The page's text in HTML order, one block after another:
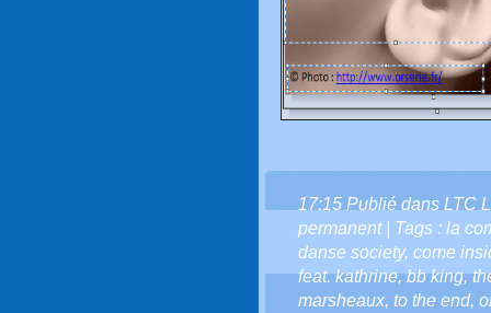
17:15 Publié dans LTC
permanent| Tags : la
danse society, come
feat. kathrine,bb king,
marsheaux, to the end,